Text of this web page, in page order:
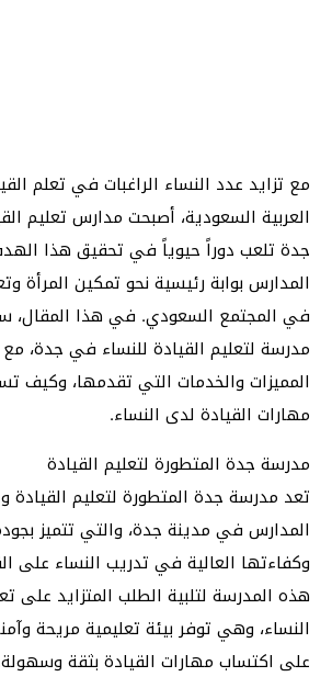
مع تزايد عدد النساء الراغبات في تعلم
العربية السعودية، أصبحت مدارس تعليم
جدة تلعب دوراً حيوياً في تحقيق هذا
المدارس بوابة رئيسية نحو تمكين المرأة
في المجتمع السعودي. في هذا المقال،
مدرسة لتعليم القيادة للنساء في جدة، مع
المميزات والخدمات التي تقدمها، وكيف
مهارات القيادة لدى النساء.
مدرسة جدة المتطورة لتعليم القيادة
تعد مدرسة جدة المتطورة لتعليم القيادة
المدارس في مدينة جدة، والتي تتميز
وكفاءتها العالية في تدريب النساء على
هذه المدرسة لتلبية الطلب المتزايد على
النساء، وهي توفر بيئة تعليمية مريحة
على اكتساب مهارات القيادة بثقة